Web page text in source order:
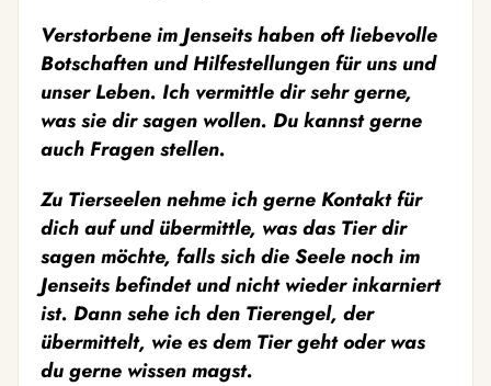
Verstorbene im Jenseits haben oft liebevolle
Botschaften und Hilfestellungen für uns und
unser Leben. Ich vermittle dir sehr gerne,
was sie dir sagen wollen. Du kannst gerne
auch Fragen stellen.
Zu Tierseelen nehme ich gerne Kontakt für
dich auf und übermittle, was das Tier dir
sagen möchte, falls sich die Seele noch im
Jenseits befindet und nicht wieder inkarniert
ist. Dann sehe ich den Tierengel, der
übermittelt, wie es dem Tier geht oder was
du gerne wissen magst.